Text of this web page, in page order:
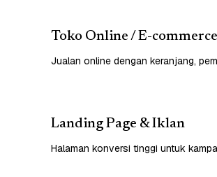
Toko Online / E-commerce
Jualan online dengan keranjang,
Landing Page & Iklan
Halaman konversi tinggi untuk